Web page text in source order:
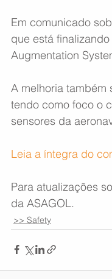
Em comunicado
que está
Augmentation
A melhoria também
tendo como foco o
sensores da
Leia a íntegra do
Para atualizações
da ASAGOL.
>> Safety